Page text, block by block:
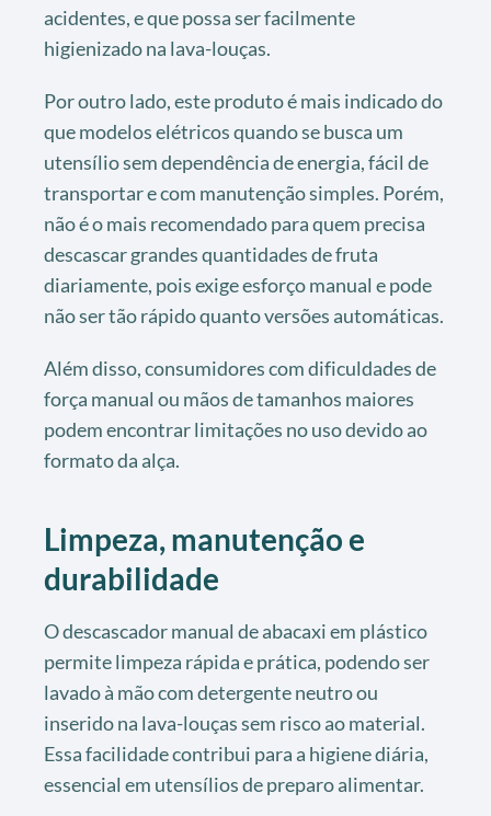
acidentes, e que possa ser facilmente
higienizado na lava-louças.
Por outro lado, este produto é mais indicado do
que modelos elétricos quando se busca um
utensílio sem dependência de energia, fácil de
transportar e com manutenção simples. Porém,
não é o mais recomendado para quem precisa
descascar grandes quantidades de fruta
diariamente, pois exige esforço manual e pode
não ser tão rápido quanto versões automáticas.
Além disso, consumidores com dificuldades de
força manual ou mãos de tamanhos maiores
podem encontrar limitações no uso devido ao
formato da alça.
Limpeza, manutenção e
durabilidade
O descascador manual de abacaxi em plástico
permite limpeza rápida e prática, podendo ser
lavado à mão com detergente neutro ou
inserido na lava-louças sem risco ao material.
Essa facilidade contribui para a higiene diária,
essencial em utensílios de preparo alimentar.